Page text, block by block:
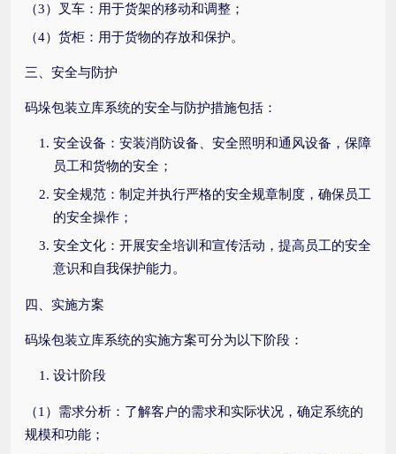
（3）叉车：用于货架的移动和调整；
（4）货柜：用于货物的存放和保护。
三、安全与防护
码垛包装立库系统的安全与防护措施包括：
安全设备：安装消防设备、安全照明和通风设备，保障
员工和货物的安全；
安全规范：制定并执行严格的安全规章制度，确保员工
的安全操作；
安全文化：开展安全培训和宣传活动，提高员工的安全
意识和自我保护能力。
四、实施方案
码垛包装立库系统的实施方案可分为以下阶段：
设计阶段
（1）需求分析：了解客户的需求和实际状况，确定系统的
规模和功能；